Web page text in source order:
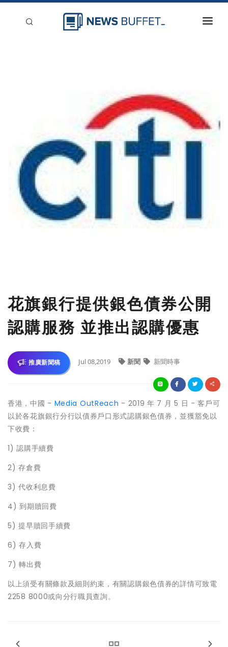
花旗銀行提供銀色債券公開
認購服務 並推出認購優惠
推廣新聞稿 Jul 08,2019 新聞 新聞時事
香港，中國 - Media OutReach - 2019 年 7 月 5 日 - 客戶可
以於各花旗銀行分行以債券戶口形式認購銀色債券，並獲豁免以
下收費：
1) 認購手續費
2) 存倉費
3) 代收利息費
4) 到期贖回費
5) 提早贖回手續費
6) 存入費
7) 轉出費
以上須受有關條款及細則約束，有關認購銀色債券的詳情可致電
2258 8000或向分行職員查詢。